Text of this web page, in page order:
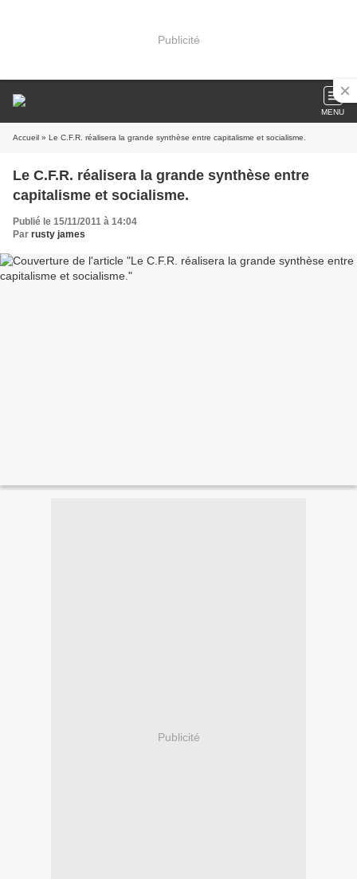
Publicité
MENU
Accueil » Le C.F.R. réalisera la grande synthèse entre capitalisme et socialisme.
Le C.F.R. réalisera la grande synthèse entre
capitalisme et socialisme.
Publié le 15/11/2011 à 14:04
Par rusty james
Publicité